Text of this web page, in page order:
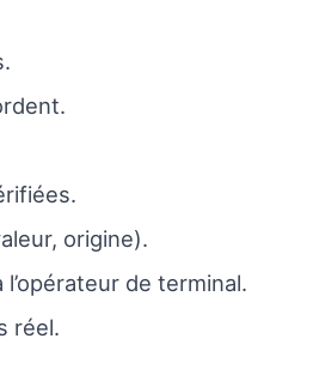
origine).
de terminal.
réel.